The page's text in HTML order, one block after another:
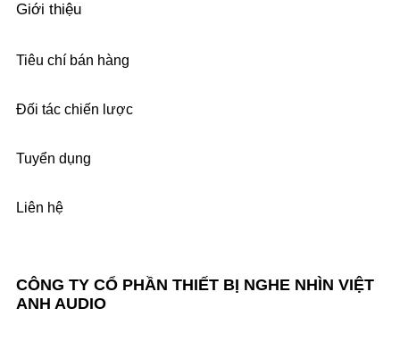
CÔNG TY CỔ PHẦN THIẾT BỊ NGHE NHÌN VIỆT
ANH AUDIO
Giới thiệu
Tiêu chí bán hàng
Đối tác chiến lược
Tuyển dụng
Liên hệ